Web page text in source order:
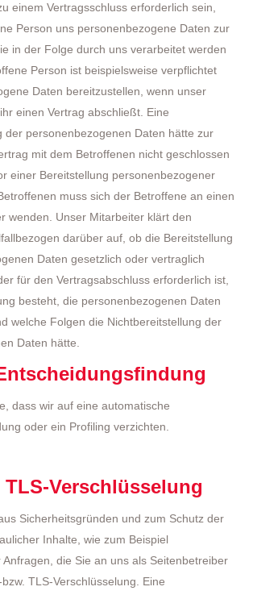
einem Vertragsschluss erforderlich sein,
Person uns personenbezogene Daten zur
in der Folge durch uns verarbeitet werden
Person ist beispielsweise verpflichtet
Daten bereitzustellen, wenn unser
einen Vertrag abschließt. Eine
der personenbezogenen Daten hätte zur
mit dem Betroffenen nicht geschlossen
einer Bereitstellung personenbezogener
muss sich der Betroffene an einen
wenden. Unser Mitarbeiter klärt den
darüber auf, ob die Bereitstellung
Daten gesetzlich oder vertraglich
für den Vertragsabschluss erforderlich ist,
besteht, die personenbezogenen Daten
welche Folgen die Nichtbereitstellung der
Daten hätte.
dass wir auf eine automatische
oder ein Profiling verzichten.
TLS-Verschlüsselung
Sicherheitsgründen und zum Schutz der
Inhalte, wie zum Beispiel
Anfragen, die Sie an uns als Seitenbetreiber
TLS-Verschlüsselung. Eine